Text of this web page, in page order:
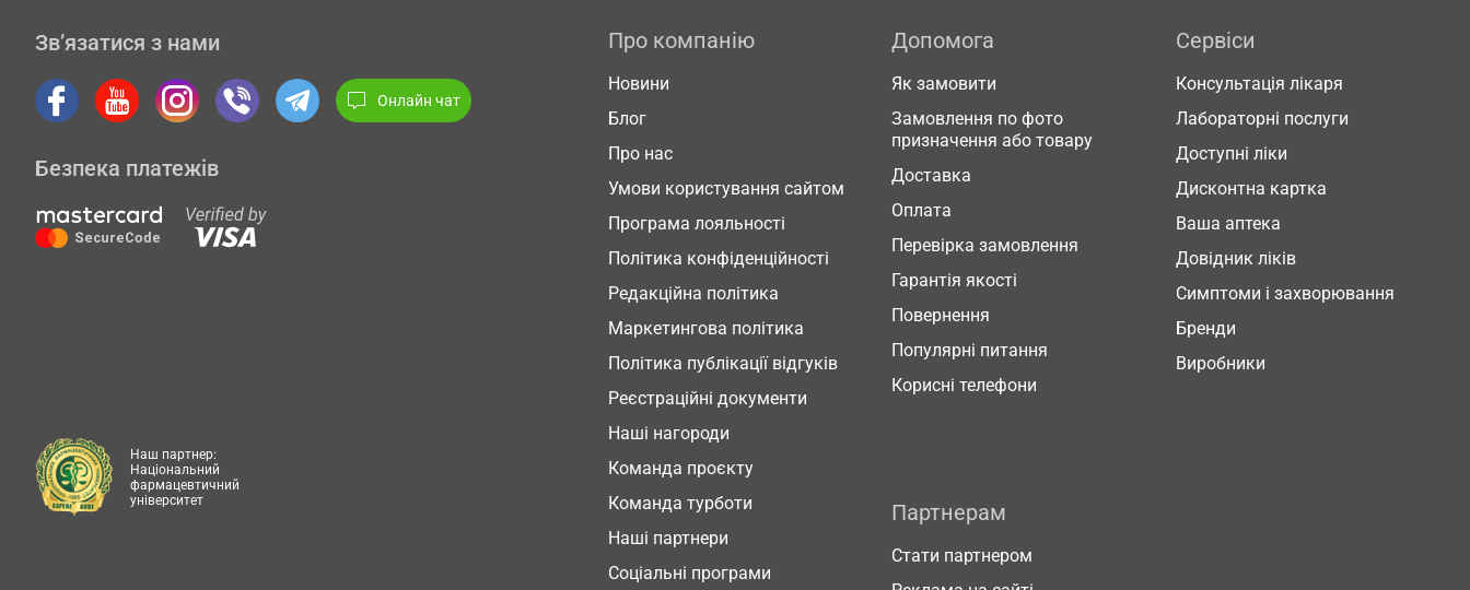
Зв’язатися з нами
Онлайн чат
Безпека платежів
Про компанію
Новини
Блог
Про нас
Умови користування сайтом
Програма лояльності
Політика конфіденційності
Редакційна політика
Маркетингова політика
Політика публікації відгуків
Реєстраційні документи
Наші нагороди
Команда проєкту
Команда турботи
Наші партнери
Соціальні програми
Допомога
Як замовити
Замовлення по фото
призначення або товару
Доставка
Оплата
Перевірка замовлення
Гарантія якості
Повернення
Популярні питання
Корисні телефони
Сервіси
Консультація лікаря
Лабораторні послуги
Доступні ліки
Дисконтна картка
Ваша аптека
Довідник ліків
Симптоми і захворювання
Бренди
Виробники
Партнерам
Стати партнером
Наш партнер:
Національний
фармацевтичний
університет